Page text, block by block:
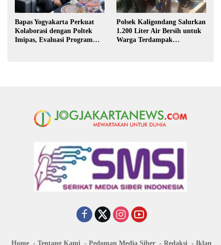
Bapas Yogyakarta Perkuat
Kolaborasi dengan Poltek
Imipas, Evaluasi Program
Polsek Kaligondang Salurkan
1.200 Liter Air Bersih untuk
Warga Terdampak
Home Tentang Kami Pedoman Media Siber Redaksi Iklan